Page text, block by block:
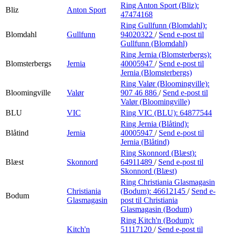
Bliz
Anton Sport
Ring Anton Sport (Bliz):
47474168
Blomdahl Gullfunn
Ring Gullfunn (Blomdahl):
94020322 / Send e-post til
Gullfunn (Blomdahl)
Blomsterbergs Jernia
Ring Jernia (Blomsterbergs):
40005947 / Send e-post til
Jernia (Blomsterbergs)
Bloomingville Valør
Ring Valør (Bloomingville):
907 46 886 / Send e-post til
Valør (Bloomingville)
BLU
VIC Ring VIC (BLU): 64877544
Blåtind Jernia
Ring Jernia (Blåtind):
40005947 / Send e-post til
Jernia (Blåtind)
Blæst Skonnord
Ring Skonnord (Blæst):
64911489 / Send e-post til
Skonnord (Blæst)
Bodum
Christiania
Glasmagasin
Ring Christiania Glasmagasin
(Bodum): 46612145 / Send e-
post til Christiania
Glasmagasin (Bodum)
Kitch'n
Ring Kitch'n (Bodum):
51117120 / Send e-post til